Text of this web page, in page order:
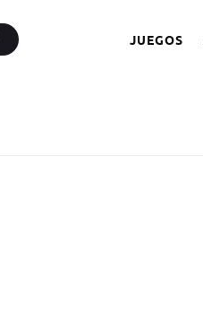
JUEGOS